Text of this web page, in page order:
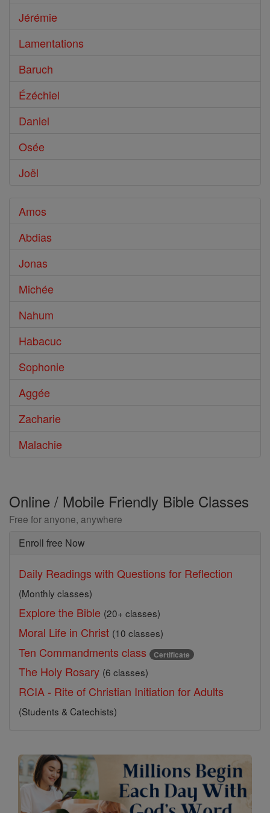
Jérémie
Lamentations
Baruch
Ézéchiel
Daniel
Osée
Joël
Amos
Abdias
Jonas
Michée
Nahum
Habacuc
Sophonie
Aggée
Zacharie
Malachie
Online / Mobile Friendly Bible Classes
Free for anyone, anywhere
Enroll free Now
Daily Readings with Questions for Reflection
(Monthly classes)
Explore the Bible (20+ classes)
Moral Life in Christ (10 classes)
Ten Commandments class Certificate
The Holy Rosary (6 classes)
RCIA - Rite of Christian Initiation for Adults
(Students & Catechists)